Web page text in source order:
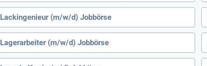
Lackingenieur (m/w/d) Jobbörse
Lagerarbeiter (m/w/d) Jobbörse